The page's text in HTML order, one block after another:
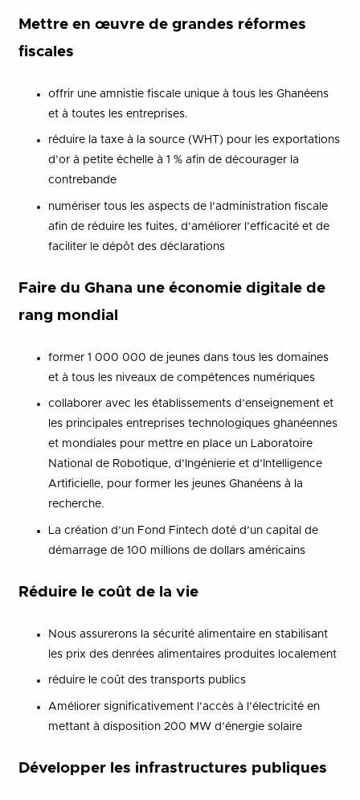
Mettre en œuvre de grandes réformes
fiscales
offrir une amnistie fiscale unique à tous les Ghanéens
et à toutes les entreprises.
réduire la taxe à la source (WHT) pour les exportations
d’or à petite échelle à 1 % afin de décourager la
contrebande
numériser tous les aspects de l’administration fiscale
afin de réduire les fuites, d’améliorer l’efficacité et de
faciliter le dépôt des déclarations
Faire du Ghana une économie digitale de
rang mondial
former 1 000 000 de jeunes dans tous les domaines
et à tous les niveaux de compétences numériques
collaborer avec les établissements d’enseignement et
les principales entreprises technologiques ghanéennes
et mondiales pour mettre en place un Laboratoire
National de Robotique, d’Ingénierie et d’Intelligence
Artificielle, pour former les jeunes Ghanéens à la
recherche.
La création d’un Fond Fintech doté d’un capital de
démarrage de 100 millions de dollars américains
Réduire le coût de la vie
Nous assurerons la sécurité alimentaire en stabilisant
les prix des denrées alimentaires produites localement
réduire le coût des transports publics
Améliorer significativement l’accès à l’électricité en
mettant à disposition 200 MW d’énergie solaire
Développer les infrastructures publiques